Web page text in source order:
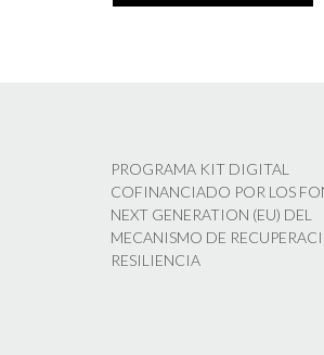
PROGRAMA KIT DIGITAL
COFINANCIADO POR LOS
NEXT GENERATION (EU) DEL
MECANISMO DE
RESILIENCIA